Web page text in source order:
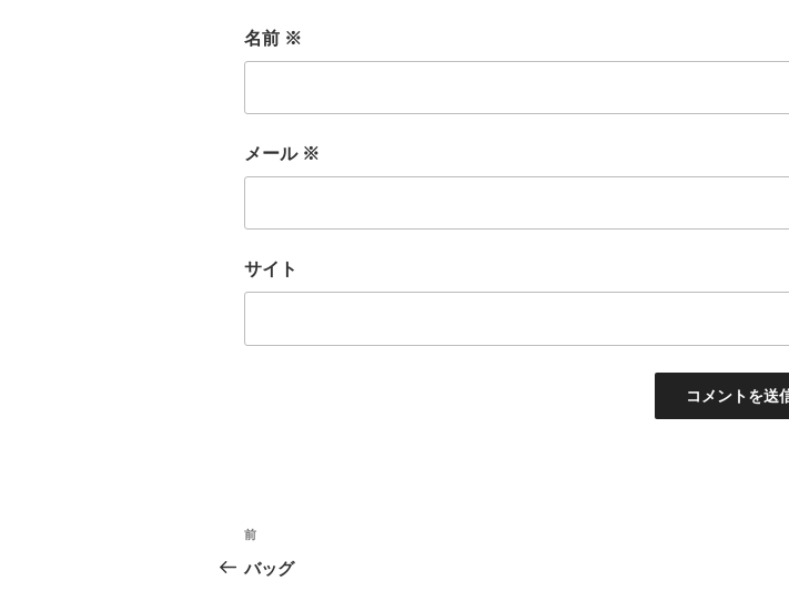
名前 ※
メール ※
サイト
投
稿
前
の
前
バッグ